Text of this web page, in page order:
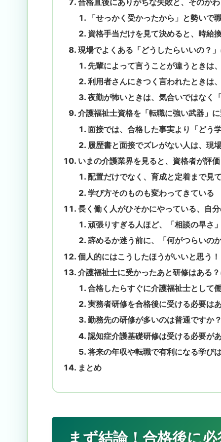
「せっかく受かったから」と勢いで
資格手当だけを見て決めると、時給
現場でよくある「どうしたらいいの？
先輩によって言うことが違うときは
利用者さんにきつく言われたときは
夜勤が怖いときは、気合いではなく
介護福祉士資格を「転職に強い武器」
面接では、合格した事実より「どう
履歴書と面接でズレがない人は、現
いまの介護業界を見ると、資格者が評
配置だけでなく、育成と定着まで見
学び方そのものも変わってきている
長く働く人がひそかにやっている、自
頑張りすぎる人ほど、「相談の早さ
辞めるか迷う前に、「何がつらいの
個人的にはこうしたほうがいいと思う！
介護福祉士に受かったあと研修はある
合格したらすぐに介護福祉士として
実務者研修を合格後に受ける必要は
勤務先の研修が多いのは普通ですか
認知症介護基礎研修は受ける必要が
将来の年収や転職で有利になる学び
まとめ
まず結論！合格後に